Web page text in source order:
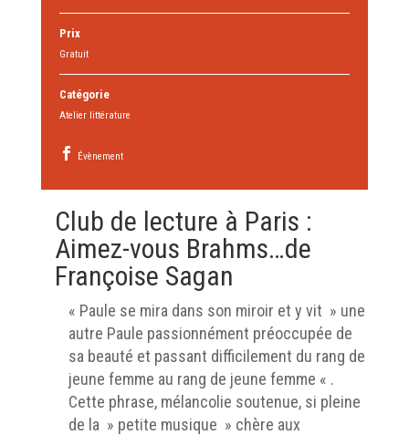
Prix
Gratuit
Catégorie
Atelier littérature
Évènement
Club de lecture à Paris :
Aimez-vous Brahms…de
Françoise Sagan
« Paule se mira dans son miroir et y vit » une
autre Paule passionnément préoccupée de
sa beauté et passant difficilement du rang de
jeune femme au rang de jeune femme « .
Cette phrase, mélancolie soutenue, si pleine
de la » petite musique » chère aux